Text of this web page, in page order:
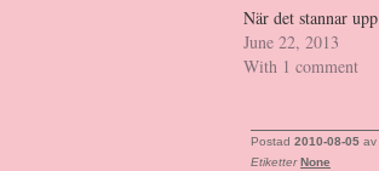
När det stannar upp
June 22, 2013
With 1 comment
Postad 2010-08-05 av
Etiketter None